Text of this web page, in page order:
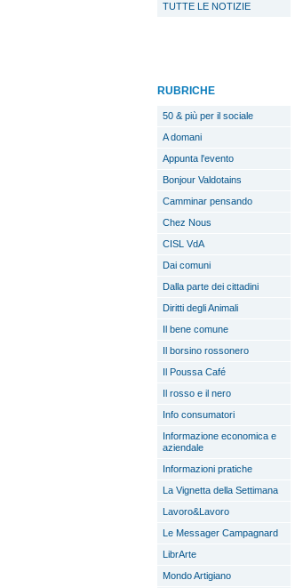
TUTTE LE NOTIZIE
RUBRICHE
50 & più per il sociale
A domani
Appunta l'evento
Bonjour Valdotains
Camminar pensando
Chez Nous
CISL VdA
Dai comuni
Dalla parte dei cittadini
Diritti degli Animali
Il bene comune
Il borsino rossonero
Il Poussa Café
Il rosso e il nero
Info consumatori
Informazione economica e
aziendale
Informazioni pratiche
La Vignetta della Settimana
Lavoro&Lavoro
Le Messager Campagnard
LibrArte
Mondo Artigiano